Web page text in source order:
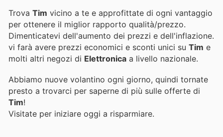
Trova Tim vicino a te e approfittate di ogni vantaggio
per ottenere il miglior rapporto qualità/prezzo.
Dimenticatevi dell'aumento dei prezzi e dell'inflazione.
vi farà avere prezzi economici e sconti unici su Tim e
molti altri negozi di Elettronica a livello nazionale.
Abbiamo nuove volantino ogni giorno, quindi tornate
presto a trovarci per saperne di più sulle offerte di
Tim!
Visitate per iniziare oggi a risparmiare.